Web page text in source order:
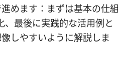
めます：まずは基本の仕組
、最後に実践的な活用例と
しやすいように解説しま